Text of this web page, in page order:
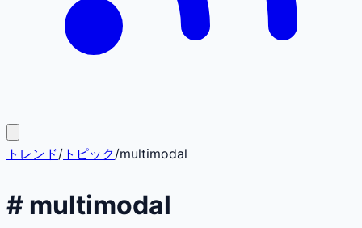
トレンド/ トピック/multimodal
# multimodal